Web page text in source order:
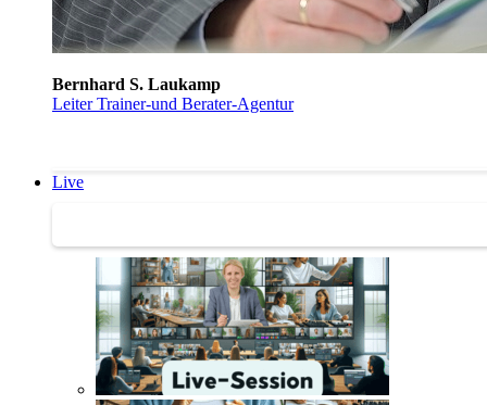
Bernhard S. Laukamp
Leiter Trainer-und Berater-Agentur
Live